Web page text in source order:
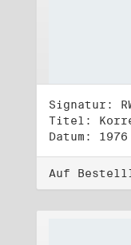
Signatur:
Titel:
Datum:
Auf